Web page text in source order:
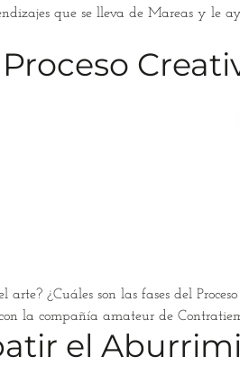
que se lleva de Mareas y le
arte? ¿Cuáles son las fases del
la compañía amateur de
el